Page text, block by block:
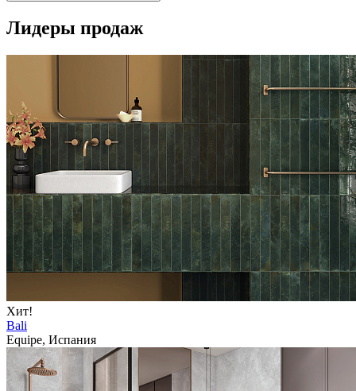
Лидеры продаж
Хит!
Bali
Equipe, Испания